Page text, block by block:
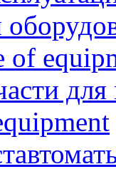
of
для